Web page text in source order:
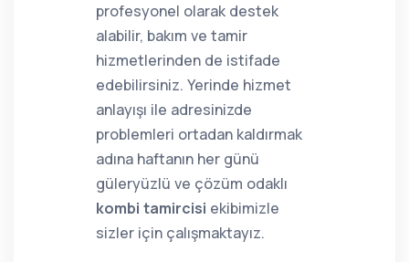
profesyonel olarak destek
alabilir, bakım ve tamir
hizmetlerinden de istifade
edebilirsiniz. Yerinde hizmet
anlayışı ile adresinizde
problemleri ortadan kaldırmak
adına haftanın her günü
güleryüzlü ve çözüm odaklı
kombi tamircisi ekibimizle
sizler için çalışmaktayız.